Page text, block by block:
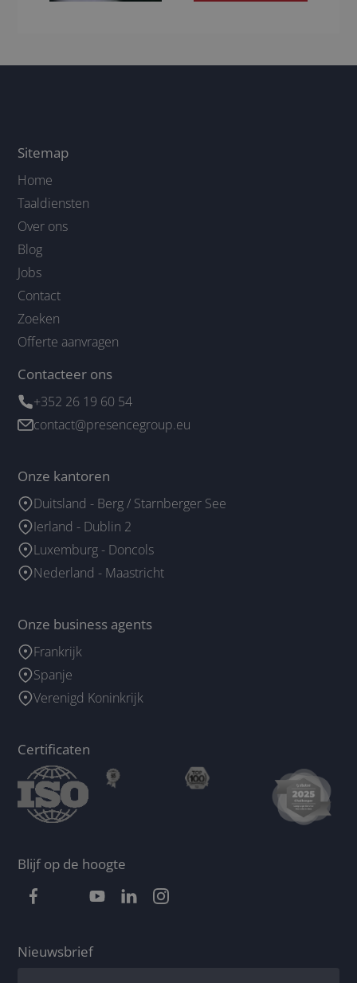
Sitemap
Home
Taaldiensten
Over ons
Blog
Jobs
Contact
Zoeken
Offerte aanvragen
Contacteer ons
+352 26 19 60 54
contact@presencegroup.eu
Onze kantoren
Duitsland - Berg / Starnberger See
Ierland - Dublin 2
Luxemburg - Doncols
Nederland - Maastricht
Onze business agents
Frankrijk
Spanje
Verenigd Koninkrijk
Certificaten
Blijf op de hoogte
Nieuwsbrief